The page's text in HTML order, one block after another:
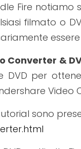
Fire notiamo
filmato o
Converter &
per
Video
sono